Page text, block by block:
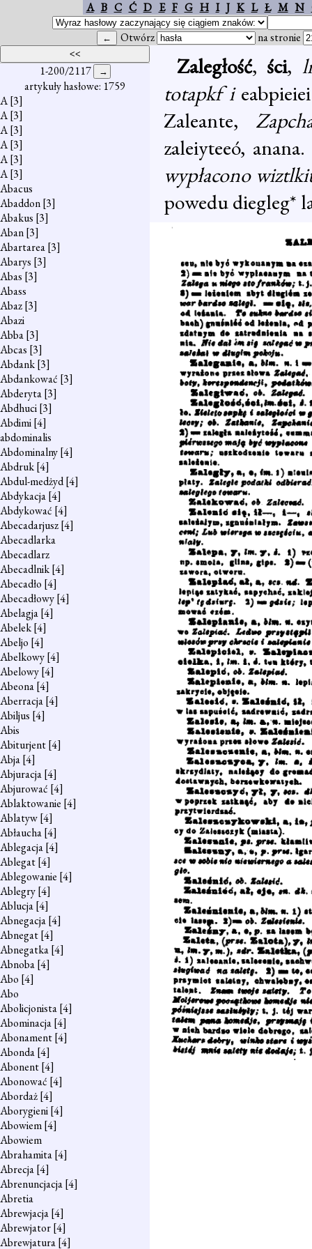
A B C Ć D E F G H I J K L Ł M N
Otwórz na stronie
1-200/2117
artykuły hasłowe: 1759
A[3]
A[3]
A[3]
A[3]
A[3]
A[3]
Abacus
Abaddon[3]
Abakus [3]
Aban[3]
Abartarea[3]
Abarys [3]
Abas [3]
Abass
Abaz[3]
Abazi
Abba[3]
Abcas [3]
Abdank[3]
Abdankować [3]
Abderyta[3]
Abdhuci[3]
Abdimi[4]
abdominalis
Abdominalny[4]
Abdruk[4]
Abdul-medżyd[4]
Abdykacja[4]
Abdykować [4]
Abecadarjusz[4]
Abecadlarka
Abecadlarz
Abecadlnik[4]
Abecadło [4]
Abecadłowy[4]
Abelagja[4]
Abelek[4]
Abeljo [4]
Abelkowy[4]
Abelowy[4]
Abeona[4]
Aberracja[4]
Abiljus [4]
Abis
Abiturjent[4]
Abja[4]
Abjuracja[4]
Abjurować [4]
Ablaktowanie [4]
Ablatyw[4]
Abłaucha[4]
Ablegacja[4]
Ablegat[4]
Ablegowanie [4]
Ablegry[4]
Ablucja[4]
Abnegacja[4]
Abnegat[4]
Abnegatka[4]
Abnoba[4]
Abo [4]
Abo
Abolicjonista[4]
Abominacja[4]
Abonament[4]
Abonda[4]
Abonent[4]
Abonować [4]
Abordaż[4]
Aborygieni[4]
Abowiem[4]
Abowiem
Abrahamita[4]
Abrecja[4]
Abrenuncjacja[4]
Abretia
Abrewjacja[4]
Abrewjator[4]
Abrewjatura[4]
Zaległość,ści,
totapkf i
Zaleante,
zaleiyteeó,
wypłacono
powedu diegleg*